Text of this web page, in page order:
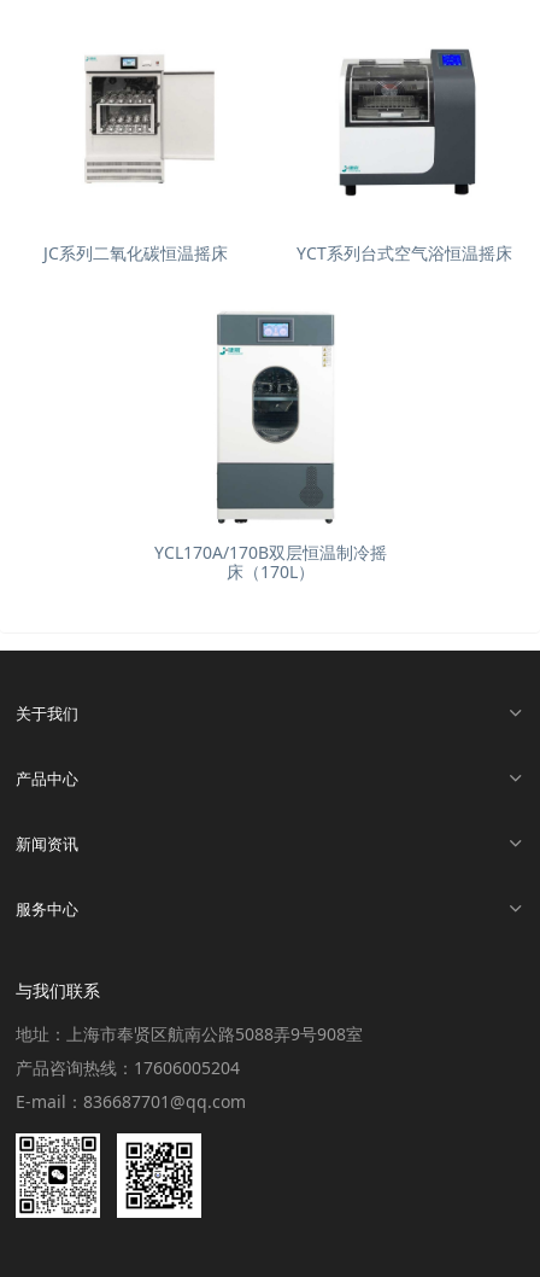
JC系列二氧化碳恒温摇床 YCT系列台式空气浴恒温摇床
YCL170A/170B双层恒温制冷摇
床（170L）
关于我们
产品中心
新闻资讯
服务中心
与我们联系
地址：上海市奉贤区航南公路5088弄9号908室
产品咨询热线：17606005204
E-mail：836687701@qq.com